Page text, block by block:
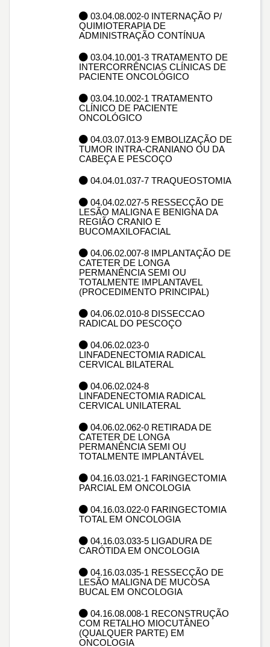
03.04.08.002-0 INTERNAÇÃO P/
QUIMIOTERAPIA DE
ADMINISTRAÇÃO CONTÍNUA
03.04.10.001-3 TRATAMENTO DE
INTERCORRÊNCIAS CLÍNICAS DE
PACIENTE ONCOLÓGICO
03.04.10.002-1 TRATAMENTO
CLÍNICO DE PACIENTE
ONCOLÓGICO
04.03.07.013-9 EMBOLIZAÇÃO DE
TUMOR INTRA-CRANIANO OU DA
CABEÇA E PESCOÇO
04.04.01.037-7 TRAQUEOSTOMIA
04.04.02.027-5 RESSECÇÃO DE
LESÃO MALIGNA E BENIGNA DA
REGIÃO CRANIO E
BUCOMAXILOFACIAL
04.06.02.007-8 IMPLANTAÇÃO DE
CATETER DE LONGA
PERMANÊNCIA SEMI OU
TOTALMENTE IMPLANTAVEL
(PROCEDIMENTO PRINCIPAL)
04.06.02.010-8 DISSECCAO
RADICAL DO PESCOÇO
04.06.02.023-0
LINFADENECTOMIA RADICAL
CERVICAL BILATERAL
04.06.02.024-8
LINFADENECTOMIA RADICAL
CERVICAL UNILATERAL
04.06.02.062-0 RETIRADA DE
CATETER DE LONGA
PERMANÊNCIA SEMI OU
TOTALMENTE IMPLANTÁVEL
04.16.03.021-1 FARINGECTOMIA
PARCIAL EM ONCOLOGIA
04.16.03.022-0 FARINGECTOMIA
TOTAL EM ONCOLOGIA
04.16.03.033-5 LIGADURA DE
CARÓTIDA EM ONCOLOGIA
04.16.03.035-1 RESSECÇÃO DE
LESÃO MALIGNA DE MUCOSA
BUCAL EM ONCOLOGIA
04.16.08.008-1 RECONSTRUÇÃO
COM RETALHO MIOCUTÂNEO
(QUALQUER PARTE) EM
ONCOLOGIA